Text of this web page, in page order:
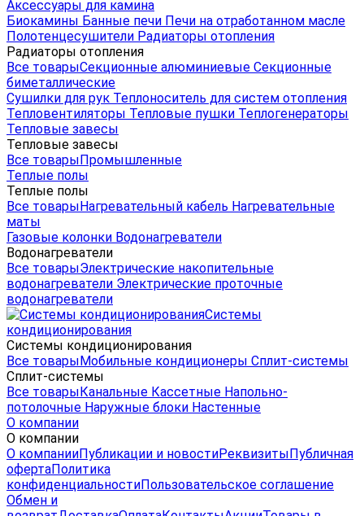
Аксессуары для камина
Биокамины Банные печи Печи на отработанном масле
Полотенцесушители Радиаторы отопления
Радиаторы отопления
Все товарыСекционные алюминиевые Секционные
биметаллические
Сушилки для рук Теплоноситель для систем отопления
Тепловентиляторы Тепловые пушки Теплогенераторы
Тепловые завесы
Тепловые завесы
Все товарыПромышленные
Теплые полы
Теплые полы
Все товарыНагревательный кабель Нагревательные
маты
Газовые колонки Водонагреватели
Водонагреватели
Все товарыЭлектрические накопительные
водонагреватели Электрические проточные
водонагреватели
Системы
кондиционирования
Системы кондиционирования
Все товарыМобильные кондиционеры Сплит-системы
Сплит-системы
Все товарыКанальные Кассетные Напольно-
потолочные Наружные блоки Настенные
О компании
О компании
О компанииПубликации и новостиРеквизитыПубличная
офертаПолитика
конфиденциальностиПользовательское соглашение
Обмен и